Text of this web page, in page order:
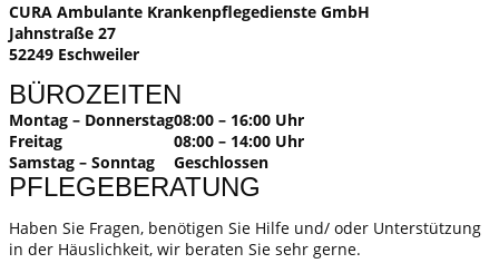
CURA Ambulante Krankenpflegedienste GmbH
Jahnstraße 27
52249 Eschweiler
BÜROZEITEN
Montag – Donnerstag08:00 – 16:00 Uhr
Freitag
08:00 – 14:00 Uhr
Samstag – Sonntag
Geschlossen
PFLEGEBERATUNG
Haben Sie Fragen, benötigen Sie Hilfe und/ oder Unterstützung
in der Häuslichkeit, wir beraten Sie sehr gerne.